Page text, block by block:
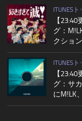
ITUNES
【
グ：
クショ
ITUNES
【
グ：サ
にM!LK